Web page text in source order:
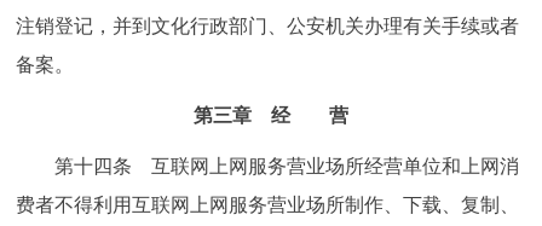
注销登记，并到文化行政部门、公安机关办理有关手续或者
备案。
第三章 经 营
第十四条 互联网上网服务营业场所经营单位和上网消
费者不得利用互联网上网服务营业场所制作、下载、复制、